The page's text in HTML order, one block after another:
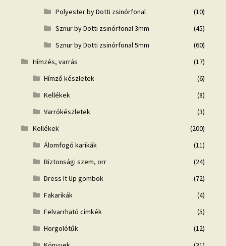
Polyester by Dotti zsinórfonal
(10)
Sznur by Dotti zsinórfonal 3mm
(45)
Sznur by Dotti zsinórfonal 5mm
(60)
Hímzés, varrás
(17)
Hímző készletek
(6)
Kellékek
(8)
Varrókészletek
(3)
Kellékek
(200)
Álomfogó karikák
(11)
Biztonsági szem, orr
(24)
Dress It Up gombok
(72)
Fakarikák
(4)
Felvarrható címkék
(5)
Horgolótűk
(12)